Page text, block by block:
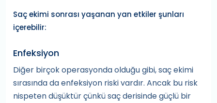
Saç ekimi sonrası yaşanan yan etkiler şunları
içerebilir:
Enfeksiyon
Diğer birçok operasyonda olduğu gibi, saç ekimi
sırasında da enfeksiyon riski vardır. Ancak bu risk
nispeten düşüktür çünkü saç derisinde güçlü bir